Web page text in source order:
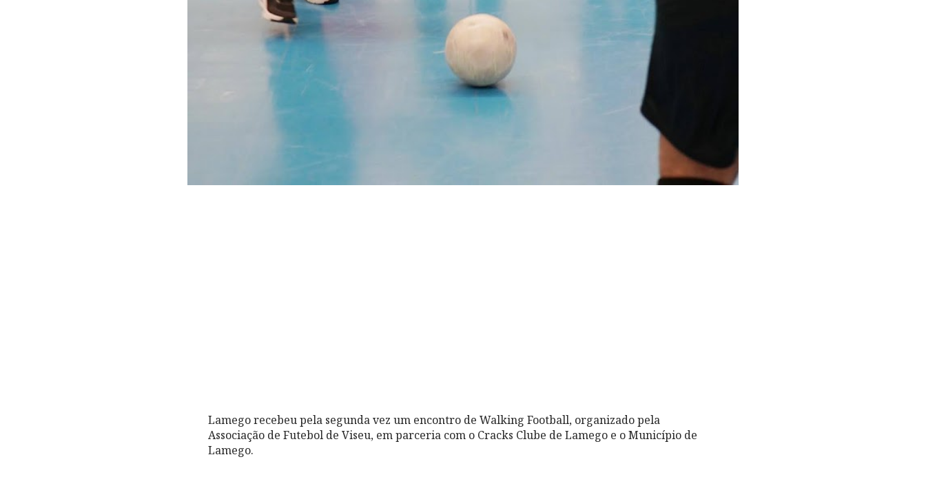
Lamego recebeu pela segunda vez um encontro de Walking Football, organizado pela
Associação de Futebol de Viseu, em parceria com o Cracks Clube de Lamego e o Município de
Lamego.